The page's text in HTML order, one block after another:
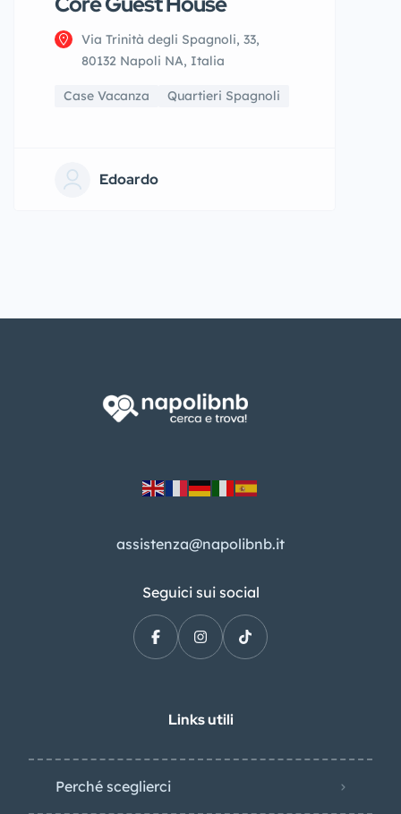
Via Trinità degli Spagnoli, 33,
80132 Napoli NA, Italia
Case Vacanza Quartieri Spagnoli
Edoardo
assistenza@napolibnb.it
Seguici sui social
Links utili
Perché sceglierci